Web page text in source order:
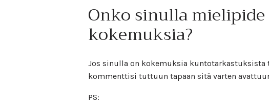
Onko sinulla
kokemuksia?
Jos sinulla on kokemuksia
kommenttisi tuttuun tapaan sitä varten
PS: